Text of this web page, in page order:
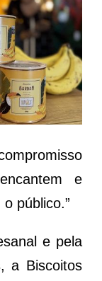
e
público.”
e pela
a Biscoitos